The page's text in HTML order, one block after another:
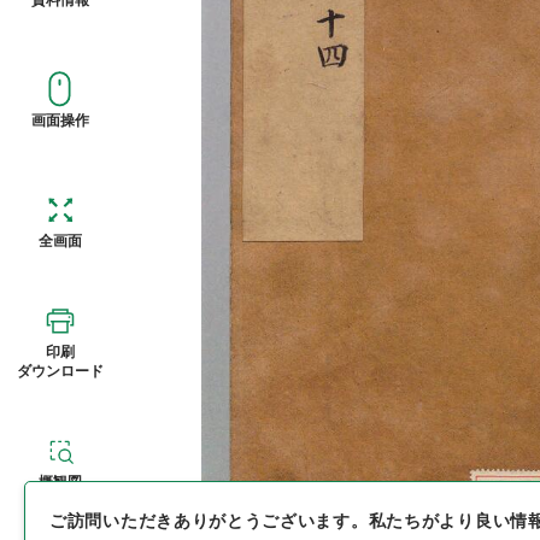
画面操作
全画面
印刷
ダウンロード
概観図
ご訪問いただきありがとうございます。 私たちがより良い情